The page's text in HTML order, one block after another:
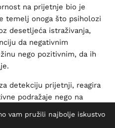
na prijetnje bio je
temelj onoga što psiholozi
desetljeća istraživanja,
da negativnim
nego pozitivnim, da ih
detekciju prijetnji, reagira
podražaje nego na
dok pozitivne slike
vam pružili najbolje iskustvo